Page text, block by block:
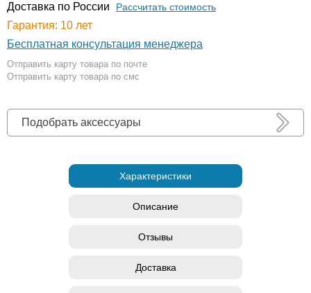
Доставка по России Рассчитать стоимость
Гарантия: 10 лет
Бесплатная консультация менеджера
Отправить карту товара по почте
Отправить карту товара по смс
Подобрать аксессуары
Характеристики
Описание
Отзывы
Доставка